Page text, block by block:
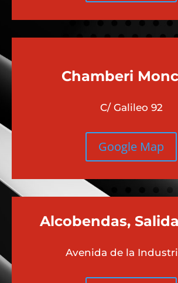
Chamberi
C/ Galileo 92
Google Map
Alcobendas, Salida
Avenida de la